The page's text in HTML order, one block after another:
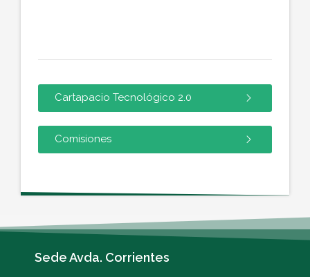
Cartapacio Tecnológico 2.0
Comisiones
Sede Avda. Corrientes